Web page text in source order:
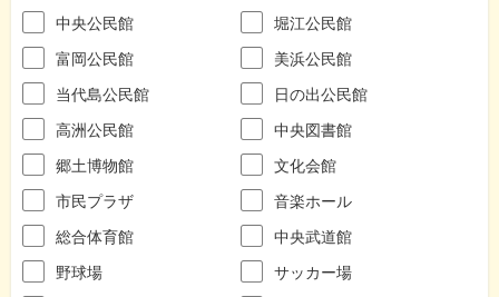
中央公民館
堀江公民館
富岡公民館
美浜公民館
当代島公民館
日の出公民館
高洲公民館
中央図書館
郷土博物館
文化会館
市民プラザ
音楽ホール
総合体育館
中央武道館
野球場
サッカー場